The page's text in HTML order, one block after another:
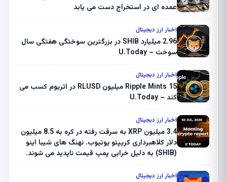
عمده ای در استخراج دست می یابد
اخبار ارز دیجیتال
2.96 میلیارد SHIB در بزرگترین سوختگی هفتگی سال
سوخت – U.Today
اخبار ارز دیجیتال
Ripple Mints 15 میلیون RLUSD در اتریوم کسب می
کند – U.Today
اخبار ارز دیجیتال
3.4 میلیون XRP به سرقت رفته در کره به 8.5 میلیون
دلار کلاهبرداری کریپتو یوتیوب. نهنگ های شیبا اینو
(SHIB) به دلیل خرابی پمپ قیمت ناپدید می شوند.
ثبت کرد – گزارش کریپتو صبح – U.Today
اخبار ارز دیجیتال